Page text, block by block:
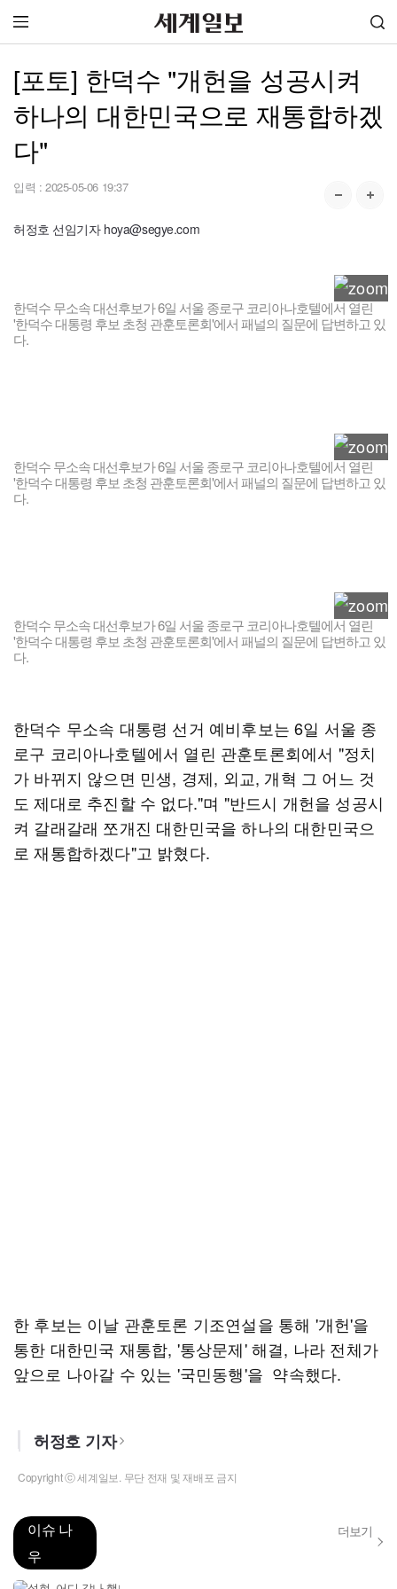
[포토] 한덕수 "개헌을 성공시켜
하나의 대한민국으로 재통합하겠
다"
입력 : 2025-05-06 19:37
허정호 선임기자 hoya@segye.com
한덕수 무소속 대선후보가 6일 서울 종로구 코리아나호텔에서 열린
'한덕수 대통령 후보 초청 관훈토론회'에서 패널의 질문에 답변하고 있
다.
한덕수 무소속 대선후보가 6일 서울 종로구 코리아나호텔에서 열린
'한덕수 대통령 후보 초청 관훈토론회'에서 패널의 질문에 답변하고 있
다.
한덕수 무소속 대선후보가 6일 서울 종로구 코리아나호텔에서 열린
'한덕수 대통령 후보 초청 관훈토론회'에서 패널의 질문에 답변하고 있
다.
한덕수 무소속 대통령 선거 예비후보는 6일 서울 종
로구 코리아나호텔에서 열린 관훈토론회에서 "정치
가 바뀌지 않으면 민생, 경제, 외교, 개혁 그 어느 것
도 제대로 추진할 수 없다."며 "반드시 개헌을 성공시
켜 갈래갈래 쪼개진 대한민국을 하나의 대한민국으
로 재통합하겠다"고 밝혔다.
한 후보는 이날 관훈토론 기조연설을 통해 '개헌'을
통한 대한민국 재통합, '통상문제' 해결, 나라 전체가
앞으로 나아갈 수 있는 '국민동행'을 약속했다.
허정호 기자
Copyright ⓒ 세계일보. 무단 전재 및 재배포 금지
이슈 나
우
더보기